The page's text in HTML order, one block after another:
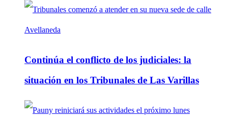
Continúa el conflicto de los judiciales: la
situación en los Tribunales de Las Varillas